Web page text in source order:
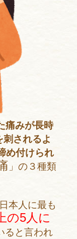
痛みが長時
刺されるよ
め付けられ
」の３種類
本人に最も
の5人に
ると言われ